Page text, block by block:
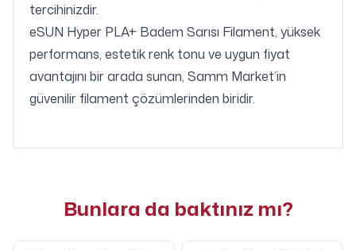
tercihinizdir.
eSUN Hyper PLA+ Badem Sarısı Filament, yüksek
performans, estetik renk tonu ve uygun fiyat
avantajını bir arada sunan, Samm Market’in
güvenilir filament çözümlerinden biridir.
Bunlara da baktınız mı?